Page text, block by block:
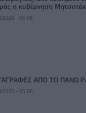
η κυβέρνηση
2026 - 05:06
ΑΠΟ ΤΟ ΠΑΝΩ
2026 - 05:06